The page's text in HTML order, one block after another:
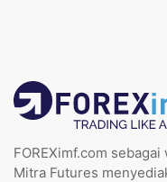
FOREXimf.com
Mitra Futures